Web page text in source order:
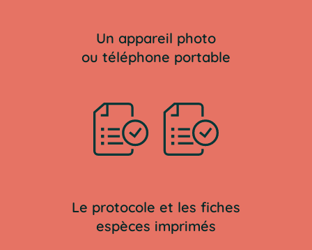
Un appareil photo
ou téléphone portable
Le protocole et les fiches
espèces imprimés